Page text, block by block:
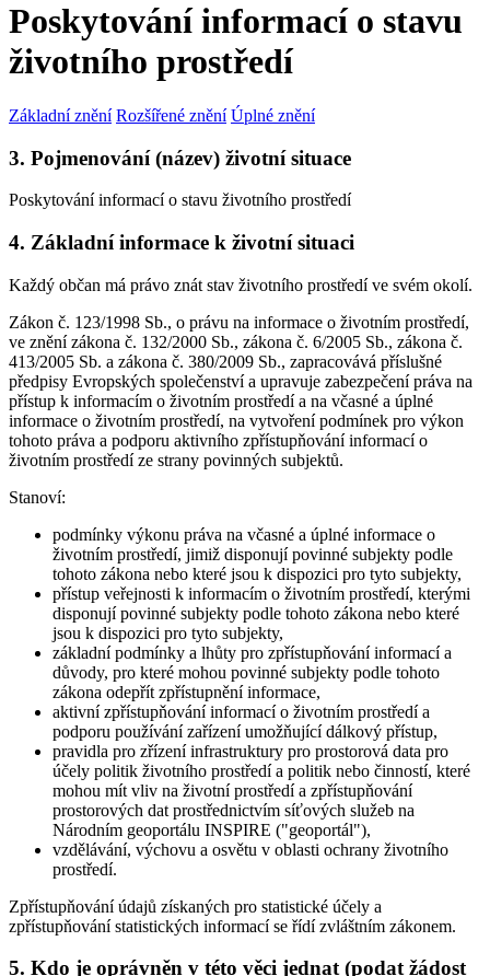
Poskytování informací o stavu
životního prostředí
Základní znění Rozšířené znění Úplné znění
3. Pojmenování (název) životní situace
Poskytování informací o stavu životního prostředí
4. Základní informace k životní situaci
Každý občan má právo znát stav životního prostředí ve svém okolí.
Zákon č. 123/1998 Sb., o právu na informace o životním prostředí,
ve znění zákona č. 132/2000 Sb., zákona č. 6/2005 Sb., zákona č.
413/2005 Sb. a zákona č. 380/2009 Sb., zapracovává příslušné
předpisy Evropských společenství a upravuje zabezpečení práva na
přístup k informacím o životním prostředí a na včasné a úplné
informace o životním prostředí, na vytvoření podmínek pro výkon
tohoto práva a podporu aktivního zpřístupňování informací o
životním prostředí ze strany povinných subjektů.
Stanoví:
podmínky výkonu práva na včasné a úplné informace o
životním prostředí, jimiž disponují povinné subjekty podle
tohoto zákona nebo které jsou k dispozici pro tyto subjekty,
přístup veřejnosti k informacím o životním prostředí, kterými
disponují povinné subjekty podle tohoto zákona nebo které
jsou k dispozici pro tyto subjekty,
základní podmínky a lhůty pro zpřístupňování informací a
důvody, pro které mohou povinné subjekty podle tohoto
zákona odepřít zpřístupnění informace,
aktivní zpřístupňování informací o životním prostředí a
podporu používání zařízení umožňující dálkový přístup,
pravidla pro zřízení infrastruktury pro prostorová data pro
účely politik životního prostředí a politik nebo činností, které
mohou mít vliv na životní prostředí a zpřístupňování
prostorových dat prostřednictvím síťových služeb na
Národním geoportálu INSPIRE ("geoportál"),
vzdělávání, výchovu a osvětu v oblasti ochrany životního
prostředí.
Zpřístupňování údajů získaných pro statistické účely a
zpřístupňování statistických informací se řídí zvláštním zákonem.
5. Kdo je oprávněn v této věci jednat (podat žádost